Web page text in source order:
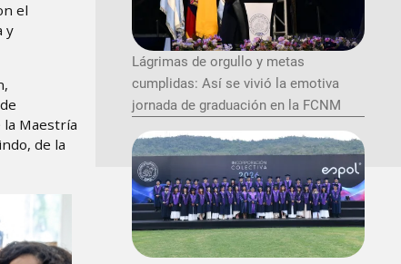
el
y
la Maestría
de la
Lágrimas de orgullo y metas
cumplidas: Así se vivió la emotiva
jornada de graduación en la FCNM